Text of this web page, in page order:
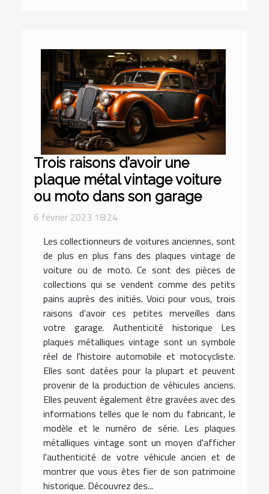
Trois raisons d’avoir une
plaque métal vintage voiture
ou moto dans son garage
6 février 2023 18:24
Les collectionneurs de voitures anciennes, sont
de plus en plus fans des plaques vintage de
voiture ou de moto. Ce sont des pièces de
collections qui se vendent comme des petits
pains auprès des initiés. Voici pour vous, trois
raisons d’avoir ces petites merveilles dans
votre garage. Authenticité historique Les
plaques métalliques vintage sont un symbole
réel de l'histoire automobile et motocycliste.
Elles sont datées pour la plupart et peuvent
provenir de la production de véhicules anciens.
Elles peuvent également être gravées avec des
informations telles que le nom du fabricant, le
modèle et le numéro de série. Les plaques
métalliques vintage sont un moyen d'afficher
l'authenticité de votre véhicule ancien et de
montrer que vous êtes fier de son patrimoine
historique. Découvrez des...